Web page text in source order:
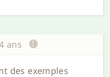
ans
des exemples